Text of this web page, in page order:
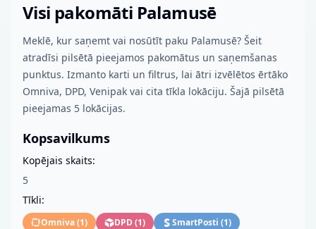
Visi pakomāti Palamusē
Meklē, kur saņemt vai nosūtīt paku Palamusē? Šeit
atradīsi pilsētā pieejamos pakomātus un saņemšanas
punktus. Izmanto karti un filtrus, lai ātri izvēlētos ērtāko
Omniva, DPD, Venipak vai cita tīkla lokāciju. Šajā pilsētā
pieejamas 5 lokācijas.
Kopsavilkums
Kopējais skaits:
5
Tīkli:
Omniva(1) DPD(1) SmartPosti (1)